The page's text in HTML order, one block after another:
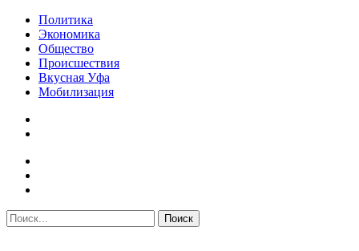
Политика
Экономика
Общество
Происшествия
Вкусная Уфа
Мобилизация